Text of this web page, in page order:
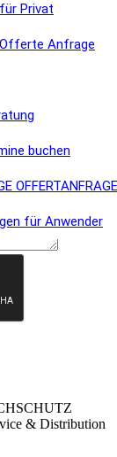
Privat
Anfrage
buchen
OFFERTANFRAGE
für Anwender
& Distribution